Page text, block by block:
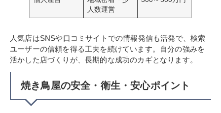
人数運営
人気店はSNSや口コミサイトでの情報発信も活発で、検索
ユーザーの信頼を得る工夫を続けています。自分の強みを
活かした店づくりが、長期的な成功のカギとなります。
焼き鳥屋の安全・衛生・安心ポイント